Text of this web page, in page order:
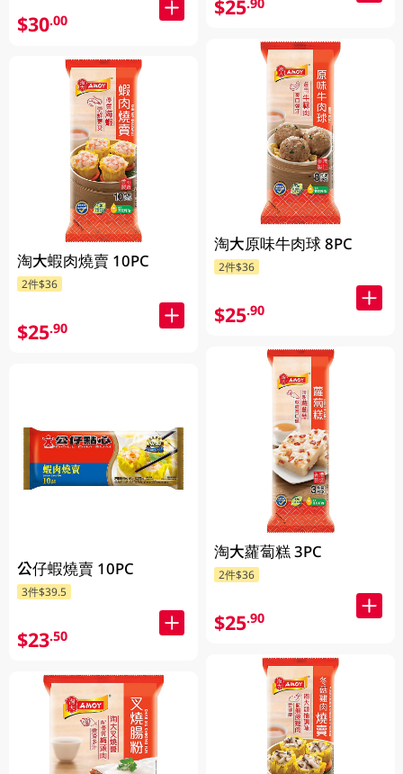
$30.00
淘大蝦肉燒賣 10PC
2件$36
$25.90
公仔蝦燒賣 10PC
3件$39.5
$23.50
$25
淘大原味牛肉球 8PC
2件$36
$25.90
淘大蘿蔔糕 3PC
2件$36
$25.90